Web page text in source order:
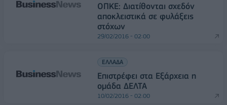
ΟΠΚΕ: Διατίθονται σχεδόν
αποκλειστικά σε φυλάξεις
στόχων
29/02/2016 - 02:00
ΕΛΛΑΔΑ
Επιστρέφει στα Εξάρχεια η
ομάδα ΔΕΛΤΑ
10/02/2016 - 02:00